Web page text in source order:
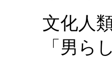
文化人
「男ら